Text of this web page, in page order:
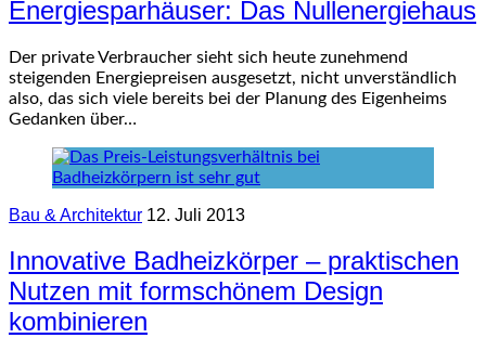
Energiesparhäuser: Das Nullenergiehaus
Der private Verbraucher sieht sich heute zunehmend
steigenden Energiepreisen ausgesetzt, nicht unverständlich
also, das sich viele bereits bei der Planung des Eigenheims
Gedanken über…
Bau & Architektur 12. Juli 2013
Innovative Badheizkörper – praktischen
Nutzen mit formschönem Design
kombinieren